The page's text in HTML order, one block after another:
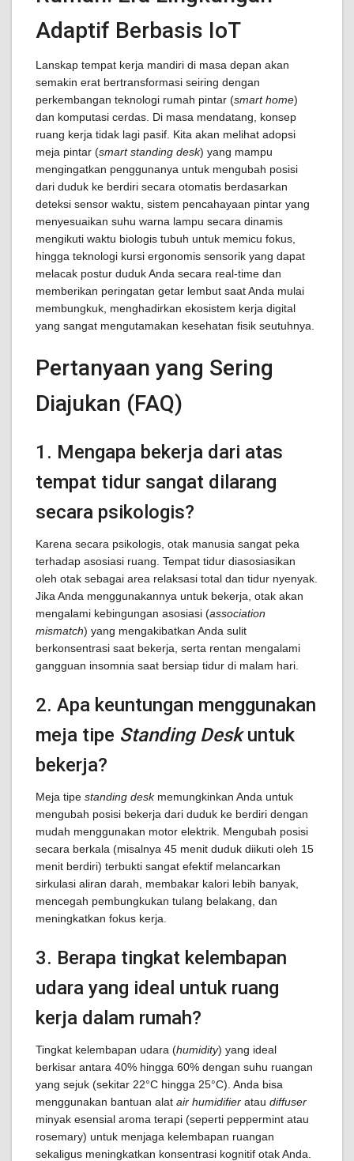
Adaptif Berbasis IoT
Lanskap tempat kerja mandiri di masa depan akan
semakin erat bertransformasi seiring dengan
perkembangan teknologi rumah pintar (smart home)
dan komputasi cerdas. Di masa mendatang, konsep
ruang kerja tidak lagi pasif. Kita akan melihat adopsi
meja pintar (smart standing desk) yang mampu
mengingatkan penggunanya untuk mengubah posisi
dari duduk ke berdiri secara otomatis berdasarkan
deteksi sensor waktu, sistem pencahayaan pintar yang
menyesuaikan suhu warna lampu secara dinamis
mengikuti waktu biologis tubuh untuk memicu fokus,
hingga teknologi kursi ergonomis sensorik yang dapat
melacak postur duduk Anda secara real-time dan
memberikan peringatan getar lembut saat Anda mulai
membungkuk, menghadirkan ekosistem kerja digital
yang sangat mengutamakan kesehatan fisik seutuhnya.
Pertanyaan yang Sering
Diajukan (FAQ)
1. Mengapa bekerja dari atas
tempat tidur sangat dilarang
secara psikologis?
Karena secara psikologis, otak manusia sangat peka
terhadap asosiasi ruang. Tempat tidur diasosiasikan
oleh otak sebagai area relaksasi total dan tidur nyenyak.
Jika Anda menggunakannya untuk bekerja, otak akan
mengalami kebingungan asosiasi (association
mismatch) yang mengakibatkan Anda sulit
berkonsentrasi saat bekerja, serta rentan mengalami
gangguan insomnia saat bersiap tidur di malam hari.
2. Apa keuntungan menggunakan
meja tipe Standing Deskuntuk
bekerja?
Meja tipe standing deskmemungkinkan Anda untuk
mengubah posisi bekerja dari duduk ke berdiri dengan
mudah menggunakan motor elektrik. Mengubah posisi
secara berkala (misalnya 45 menit duduk diikuti oleh 15
menit berdiri) terbukti sangat efektif melancarkan
sirkulasi aliran darah, membakar kalori lebih banyak,
mencegah pembungkukan tulang belakang, dan
meningkatkan fokus kerja.
3. Berapa tingkat kelembapan
udara yang ideal untuk ruang
kerja dalam rumah?
Tingkat kelembapan udara (humidity) yang ideal
berkisar antara 40% hingga 60% dengan suhu ruangan
yang sejuk (sekitar 22°C hingga 25°C). Anda bisa
menggunakan bantuan alat air humidifier atau diffuser
minyak esensial aroma terapi (seperti peppermint atau
rosemary) untuk menjaga kelembapan ruangan
sekaligus meningkatkan konsentrasi kognitif otak Anda.